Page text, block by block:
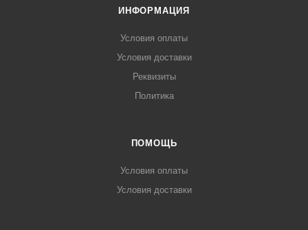
ИНФОРМАЦИЯ
Условия оплаты
Условия доставки
Реквизиты
Политика
ПОМОЩЬ
Условия оплаты
Условия доставки